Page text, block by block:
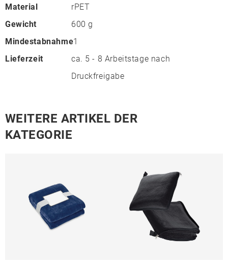
Material
rPET
Gewicht
600 g
Mindestabnahme1
Lieferzeit
ca. 5 - 8 Arbeitstage nach
Druckfreigabe
WEITERE ARTIKEL DER
KATEGORIE